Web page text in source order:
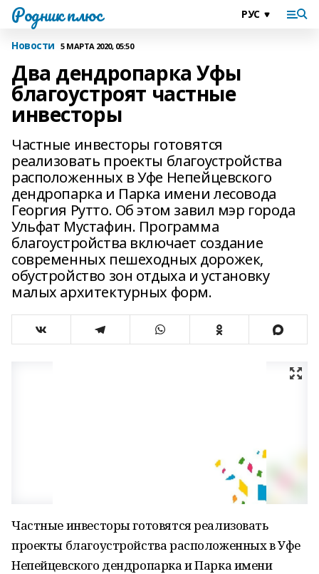
Родник плюс
Новости 5 МАРТА 2020, 05:50
Два дендропарка Уфы
благоустроят частные
инвесторы
Частные инвесторы готовятся
реализовать проекты благоустройства
расположенных в Уфе Непейцевского
дендропарка и Парка имени лесовода
Георгия Рутто. Об этом завил мэр города
Ульфат Мустафин. Программа
благоустройства включает создание
современных пешеходных дорожек,
обустройство зон отдыха и установку
малых архитектурных форм.
Частные инвесторы готовятся реализовать
проекты благоустройства расположенных в Уфе
Непейцевского дендропарка и Парка имени